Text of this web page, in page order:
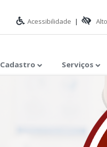
Acessibilidade |
Cadastro Serviços